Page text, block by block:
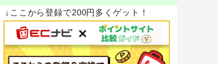
↓ここから登録で200円多くゲット！